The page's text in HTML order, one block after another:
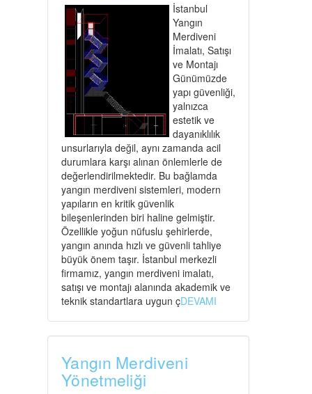
İstanbul
Yangın
Merdiveni
İmalatı, Satışı
ve Montajı
Günümüzde
yapı güvenliği,
yalnızca
estetik ve
dayanıklılık
unsurlarıyla değil, aynı zamanda acil
durumlara karşı alınan önlemlerle de
değerlendirilmektedir. Bu bağlamda
yangın merdiveni sistemleri, modern
yapıların en kritik güvenlik
bileşenlerinden biri haline gelmiştir.
Özellikle yoğun nüfuslu şehirlerde,
yangın anında hızlı ve güvenli tahliye
büyük önem taşır. İstanbul merkezli
firmamız, yangın merdiveni imalatı,
satışı ve montajı alanında akademik ve
teknik standartlara uygun çDEVAMI
Yangın Merdiveni
Yönetmeliği